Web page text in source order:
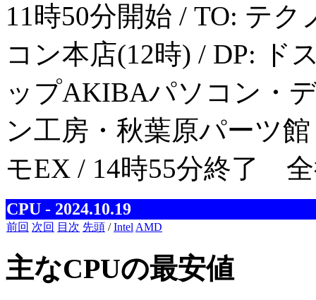
11時50分開始 / TO: テ
コン本店(12時) / DP: ド
ップAKIBAパソコン・
ン工房・秋葉原パーツ
モEX / 14時55分終了
CPU - 2024.10.19
前回 次回 目次 先頭 /Intel AMD
主なCPUの最安値